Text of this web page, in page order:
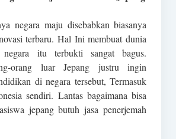
negara maju disebabkan biasanya
terbaru. Hal Ini membuat dunia
itu terbukti sangat bagus.
orang luar Jepang justru ingin
di negara tersebut, Termasuk
sendiri. Lantas bagaimana bisa
jepang butuh jasa penerjemah